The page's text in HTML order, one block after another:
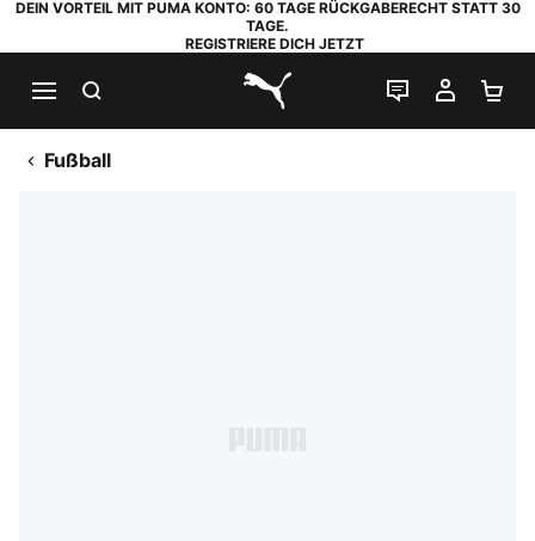
DEIN VORTEIL MIT PUMA KONTO: 60 TAGE RÜCKGABERECHT STATT 30
TAGE.
REGISTRIERE DICH JETZT
PUMA.com
LIVE-CHAT
MEIN
Fußball